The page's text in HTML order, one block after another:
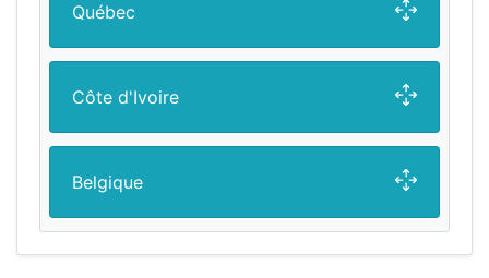
Québec
Côte d'Ivoire
Belgique